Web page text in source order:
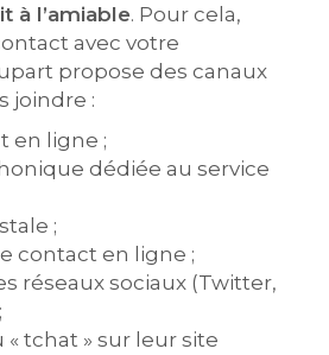
à l’amiable. Pour cela,
avec votre
propose des canaux
joindre :
en ligne ;
dédiée au service
;
contact en ligne ;
réseaux sociaux (Twitter,
tchat » sur leur site